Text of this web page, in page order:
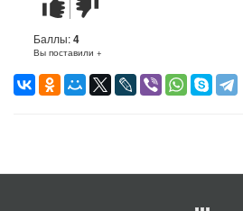
понравился
не
понравился
Баллы:4
Вы поставили +